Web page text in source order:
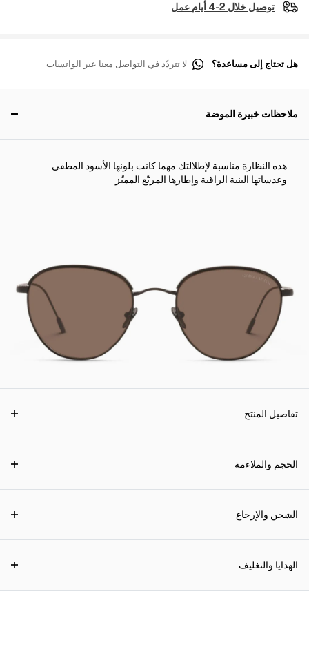
توصيل خلال 2-4 أيام عمل
هل تحتاج إلى مساعدة؟ لا تتردّد في التواصل معنا عبر الواتساب
ملاحظات خبيرة الموضة
هذه النظارة مناسبة لإطلالتك مهما كانت بلونها الأسود المطفي
وعدساتها البنية الراقية وإطارها المربّع المميّز
تفاصيل المنتج
الحجم والملاءمة
الشحن والإرجاع
الهدايا والتغليف